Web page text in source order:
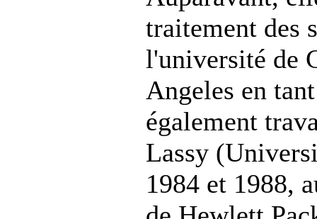
traitement des
l'université de
Angeles en
également
Lassy
1984 et 1988,